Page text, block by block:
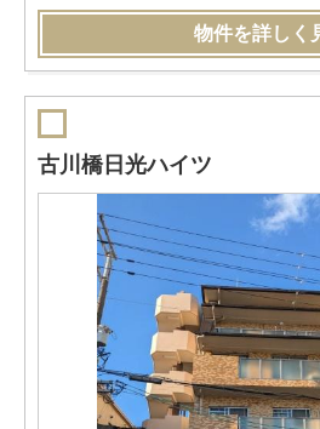
物件を詳しく
古川橋日光ハイツ